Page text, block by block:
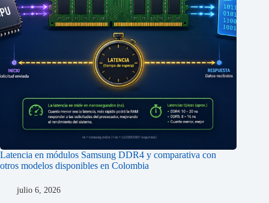
Latencia en módulos Samsung DDR4 y comparativa con
otros modelos disponibles en Colombia
julio 6, 2026